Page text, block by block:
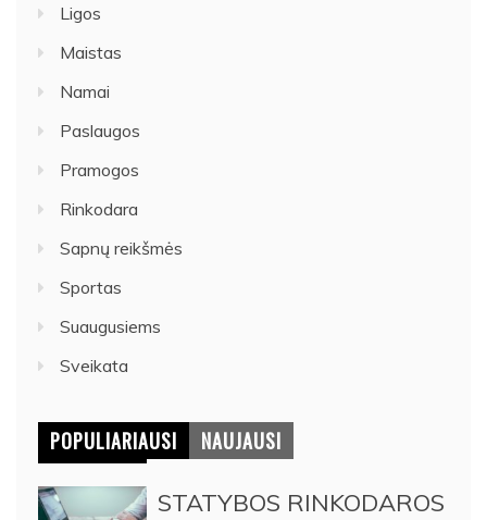
Ligos
Maistas
Namai
Paslaugos
Pramogos
Rinkodara
Sapnų reikšmės
Sportas
Suaugusiems
Sveikata
POPULIARIAUSI NAUJAUSI
STATYBOS RINKODAROS